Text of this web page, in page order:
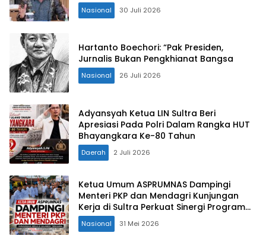
Nasional 30 Juli 2026
Hartanto Boechori: “Pak Presiden,
Jurnalis Bukan Pengkhianat Bangsa
Nasional 26 Juli 2026
Adyansyah Ketua LIN Sultra Beri
Apresiasi Pada Polri Dalam Rangka HUT
Bhayangkara Ke-80 Tahun
Daerah 2 Juli 2026
Ketua Umum ASPRUMNAS Dampingi
Menteri PKP dan Mendagri Kunjungan
Kerja di Sultra Perkuat Sinergi Program
Rumah Layak Huni dan Konsolidasi
Organisasi
Nasional 31 Mei 2026